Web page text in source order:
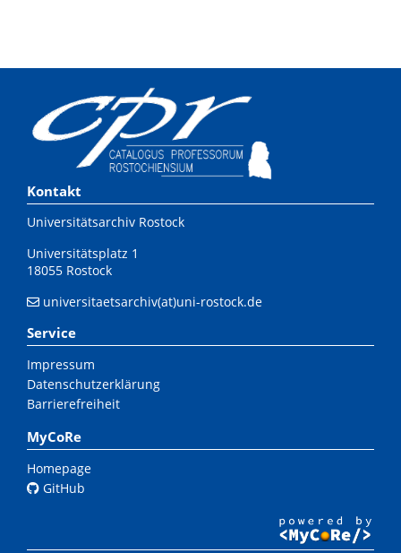
Kontakt
Universitätsarchiv Rostock
Universitätsplatz 1
18055 Rostock
universitaetsarchiv(at)uni-rostock.de
Service
Impressum
Datenschutzerklärung
Barrierefreiheit
MyCoRe
Homepage
GitHub